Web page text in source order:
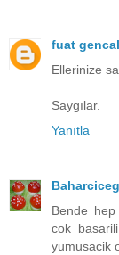
fuat gencal
Ellerinize
Saygılar.
Yanıtla
Bende
cok
yumusacik